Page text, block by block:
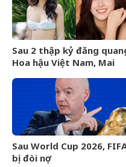
Sau 2 thập kỷ đăng
Hoa hậu Việt Nam, Mai
Sau World Cup 2026,
bị đòi nợ